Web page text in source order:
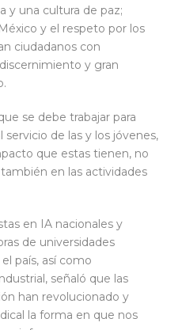
y una cultura de paz;
y el respeto por los
ciudadanos con
y gran
se debe trabajar para
de las y los jóvenes,
que estas tienen, no
en las actividades
en IA nacionales y
de universidades
país, así como
señaló que las
han revolucionado y
la forma en que nos